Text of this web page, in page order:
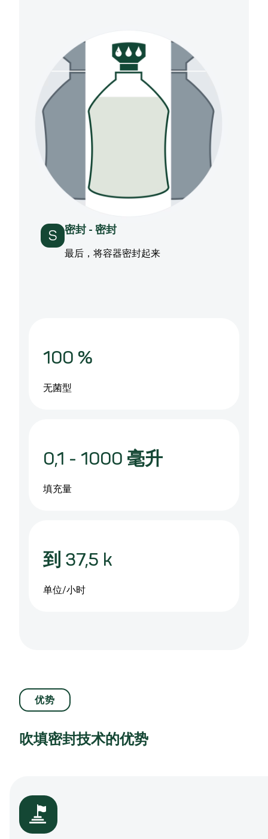
S 密封 - 密封
最后，将容器密封起来
100 %
无菌型
0,1 - 1000 毫升
填充量
到 37,5 k
单位/小时
优势
吹填密封技术的优势